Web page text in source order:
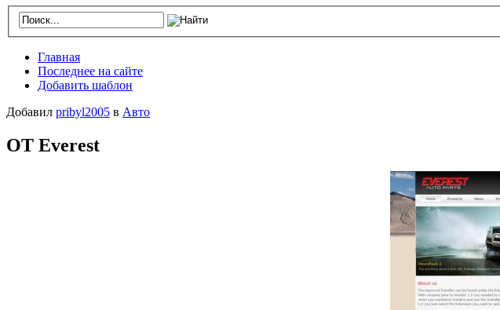
Главная
Последнее на сайте
Добавить шаблон
Добавил pribyl2005 в Авто
OT Everest